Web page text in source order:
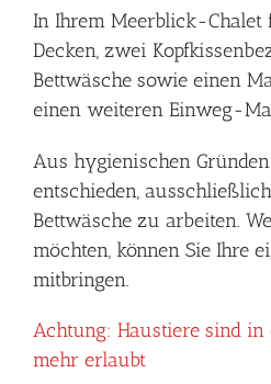
In Ihrem Meerblick-Chalet
Decken, zwei
Bettwäsche sowie einen
einen weiteren Einweg-
Aus hygienischen
entschieden,
Bettwäsche zu arbeiten.
möchten, können Sie Ihre
mitbringen.
Achtung: Haustiere sind in
mehr erlaubt